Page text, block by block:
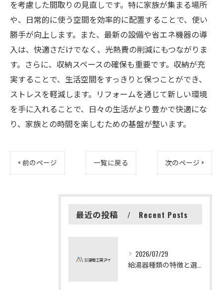
を考慮した間取りの見直しです。特に家族が集まる場所
や、日常的に使う空間を効率的に配置することで、使い
勝手が向上します。また、最新の設備や省エネ機器の導
入は、快適さだけでなく、光熱費の削減にもつながりま
す。さらに、収納スペースの確保も重要です。収納が充
実することで、生活空間をすっきりと保つことができ、
ストレスを軽減します。リフォームを通じて新しい環境
を手に入れることで、日々の生活がより豊かで快適にな
り、家族との時間を楽しむための基盤が整います。
< 前のページ 一覧に戻る 次のページ >
最近の投稿 Recent Posts
2026/07/29